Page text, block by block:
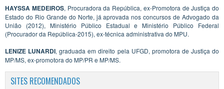
HAYSSA MEDEIROS, Procuradora da República, ex-Promotora de Justiça do
Estado do Rio Grande do Norte, já aprovada nos concursos de Advogado da
União (2012), Ministério Público Estadual e Ministério Público Federal
(Procurador da República-2015), ex-técnica administrativa do MPU.
LENIZE LUNARDI, graduada em direito pela UFGD, promotora de Justiça do
MP/MS, ex-promotora do MP/PR e MP/MS.
SITES RECOMENDADOS